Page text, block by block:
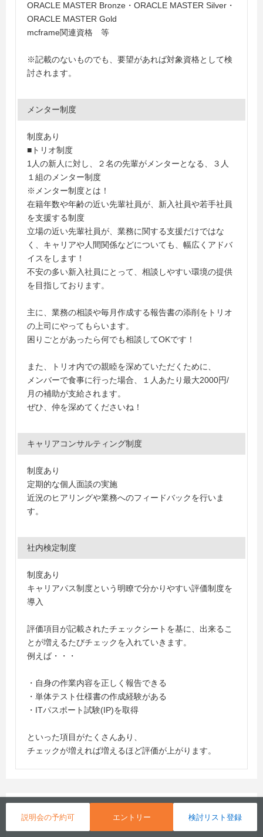
説明会の予約可 エントリー 検討リスト登録
ORACLE MASTER Bronze・ORACLE MASTER Silver・
ORACLE MASTER Gold
mcframe関連資格 等
※記載のないものでも、要望があれば対象資格として検
討されます。
メンター制度
制度あり
■トリオ制度
1人の新人に対し、２名の先輩がメンターとなる、３人
１組のメンター制度
※メンター制度とは！
在籍年数や年齢の近い先輩社員が、新入社員や若手社員
を支援する制度
立場の近い先輩社員が、業務に関する支援だけではな
く、キャリアや人間関係などについても、幅広くアドバ
イスをします！
不安の多い新入社員にとって、相談しやすい環境の提供
を目指しております。
主に、業務の相談や毎月作成する報告書の添削をトリオ
の上司にやってもらいます。
困りごとがあったら何でも相談してOKです！
また、トリオ内での親睦を深めていただくために、
メンバーで食事に行った場合、１人あたり最大2000円/
月の補助が支給されます。
ぜひ、仲を深めてくださいね！
キャリアコンサルティング制度
制度あり
定期的な個人面談の実施
近況のヒアリングや業務へのフィードバックを行いま
す。
社内検定制度
制度あり
キャリアパス制度という明瞭で分かりやすい評価制度を
導入
評価項目が記載されたチェックシートを基に、出来るこ
とが増えるたびチェックを入れていきます。
例えば・・・
・自身の作業内容を正しく報告できる
・単体テスト仕様書の作成経験がある
・ITパスポート試験(IP)を取得
といった項目がたくさんあり、
チェックが増えれば増えるほど評価が上がります。